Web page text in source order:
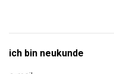
ich bin neukunde